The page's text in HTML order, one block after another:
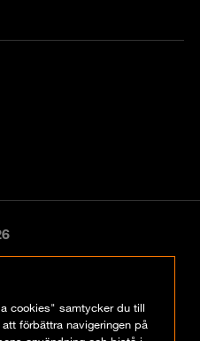
cookies" samtycker du till
förbättra navigeringen på